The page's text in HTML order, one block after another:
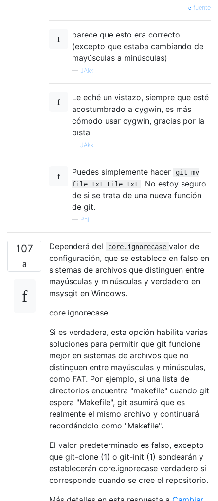
fuente
parece que esto era correcto
(excepto que estaba cambiando de
mayúsculas a minúsculas)
— JAkk
Le eché un vistazo, siempre que esté
acostumbrado a cygwin, es más
cómodo usar cygwin, gracias por la
pista
— JAkk
Puedes simplemente hacer
git mv
file.txt File.txt . No estoy seguro
de si se trata de una nueva función
de git.
— Phil
107 Dependerá del core.ignorecase valor de
configuración, que se establece en falso en
sistemas de archivos que distinguen entre
mayúsculas y minúsculas y verdadero en
msysgit en Windows.
core.ignorecase
Si es verdadera, esta opción habilita varias
soluciones para permitir que git funcione
mejor en sistemas de archivos que no
distinguen entre mayúsculas y minúsculas,
como FAT. Por ejemplo, si una lista de
directorios encuentra "makefile" cuando git
espera "Makefile", git asumirá que es
realmente el mismo archivo y continuará
recordándolo como "Makefile".
El valor predeterminado es falso, excepto
que git-clone (1) o git-init (1) sondearán y
establecerán core.ignorecase verdadero si
corresponde cuando se cree el repositorio.